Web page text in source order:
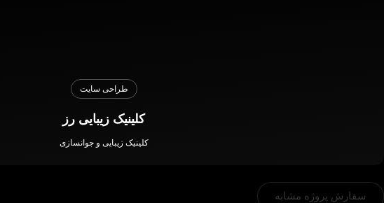
طراحی سایت
کلینیک زیبایی رز
کلینیک زیبایی و جوانسازی
سفارش پروژه مشابه